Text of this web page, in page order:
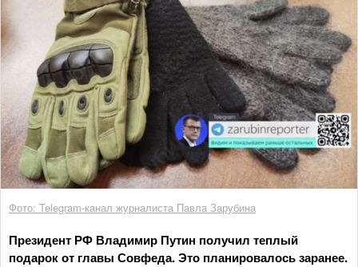
Фото: Telegram-канал журналиста Павла Зарубина
Президент РФ Владимир Путин получил теплый
подарок от главы Совфеда. Это планировалось заранее.